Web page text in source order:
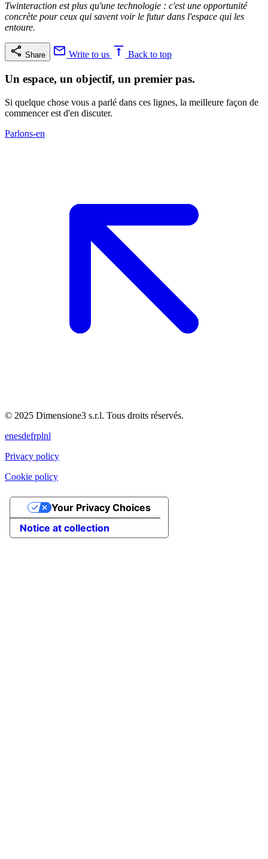
Twinteraction est plus qu'une technologie : c'est une opportunité
concrète pour ceux qui savent voir le futur dans l'espace qui les
entoure.
Share Write to us Back to top
Un espace, un objectif, un premier pas.
Si quelque chose vous a parlé dans ces lignes, la meilleure façon de
commencer est d'en discuter.
Parlons-en
© 2025 Dimensione3 s.r.l. Tous droits réservés.
enesdefrplnl
Privacy policy
Cookie policy
Notice at collection
Your Privacy Choices